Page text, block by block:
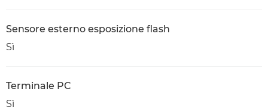
Sensore esterno esposizione flash
Sì
Terminale PC
Sì